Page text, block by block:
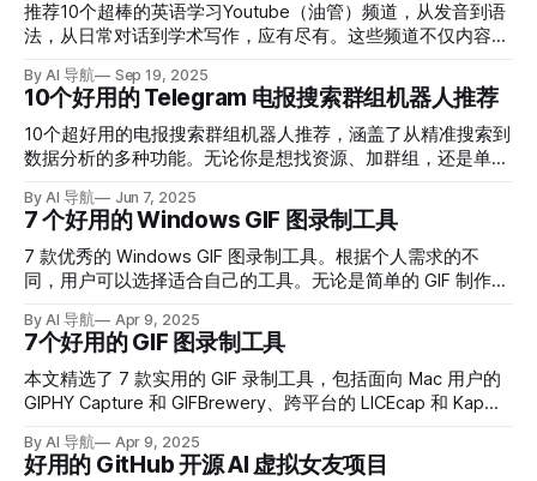
推荐10个超棒的英语学习Youtube（油管）频道，从发音到语
法，从日常对话到学术写作，应有尽有。这些频道不仅内容优
By AI 导航 Sep 19, 2025
10个好用的 Telegram 电报搜索群组机器人推荐
10个超好用的电报搜索群组机器人推荐，涵盖了从精准搜索到
数据分析的多种功能。无论你是想找资源、加群组，还是单纯
By AI 导航 Jun 7, 2025
7 个好用的 Windows GIF 图录制工具
7 款优秀的 Windows GIF 图录制工具。根据个人需求的不
同，用户可以选择适合自己的工具。无论是简单的 GIF 制作，
By AI 导航 Apr 9, 2025
7个好用的 GIF 图录制工具
本文精选了 7 款实用的 GIF 录制工具，包括面向 Mac 用户的
GIPHY Capture 和 GIFBrewery、跨平台的 LICEcap 和 Kap、
在线工具 Recordit 和 ezgif.com。
By AI 导航 Apr 9, 2025
好用的 GitHub 开源 AI 虚拟女友项目